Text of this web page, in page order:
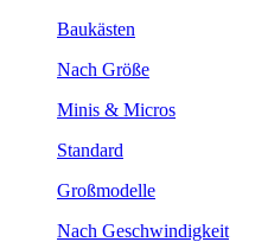
Baukästen
Nach Größe
Minis & Micros
Standard
Großmodelle
Nach Geschwindigkeit